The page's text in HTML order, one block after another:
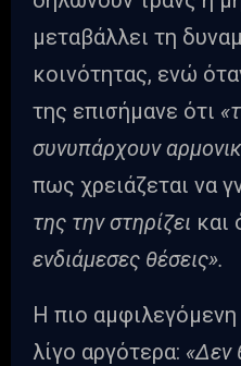
μεταβάλλει τη
κοινότητας, ενώ
της επισήμανε ότι
συνυπάρχουν
πως χρειάζεται να
της την στηρίζει και
ενδιάμεσες θέσεις».
Η πιο
λίγο αργότερα: «Δεν